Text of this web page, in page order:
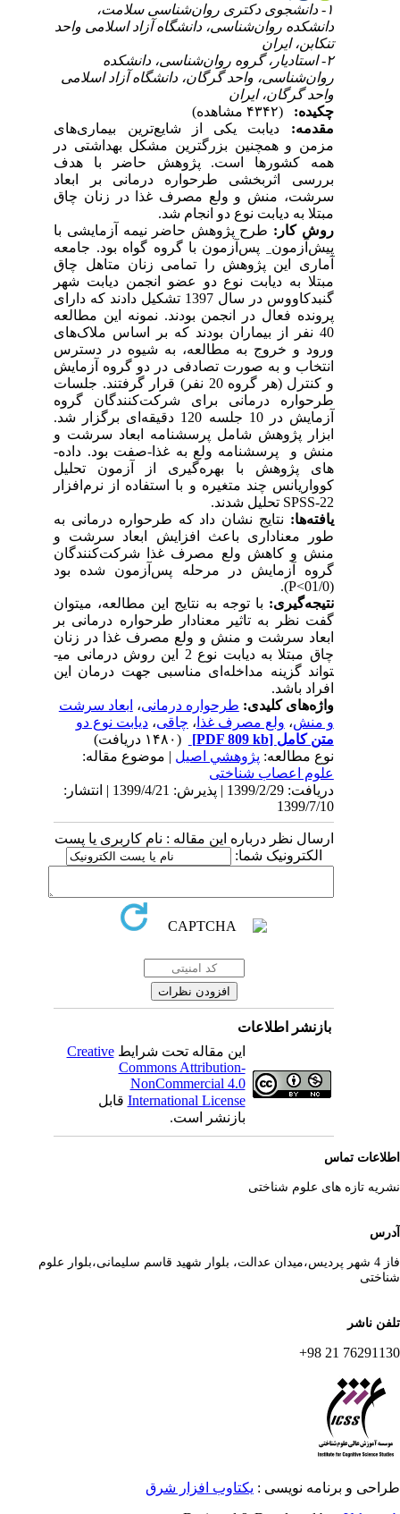
۱- دانشجوی دکتری روان‌شناسی سلامت،
دانشکده روان‌شناسی، دانشگاه آزاد اسلامی واحد
تنکابن، ایران
۲- استادیار، گروه روان‌شناسی، دانشکده
روان‌شناسی، واحد گرگان، دانشگاه آزاد اسلامی
واحد گرگان، ایران
چکیده:
مقدمه:
دیابت یکی از شایع‌ترین بیماری‌های
مزمن و همچنین بزرگترین مشکل بهداشتی در
همه کشورها است. پژوهش حاضر با هدف
بررسیاثربخشی طرحواره درمانی بر ابعاد
سرشت، منش و ولع مصرف غذادر زنان چاق
مبتلا به دیابت نوع دوانجام شد.
روش کار: طرح پژوهشحاضر نیمه آزمایشی با
پیشآزمون_پسآزمون با گروه گواه بود.جامعه
آماری این پژوهش را تمامی زنان متاهل چاق
مبتلا به دیابت نوع دو عضو انجمن دیابت شهر
گنبدکاووس در سال 1397 تشکیل دادند که دارای
پرونده فعال در انجمن بودند. نمونه این مطالعه
40 نفر از بیماران بودند که بر اساس ملاک­‌های
ورود و خروج به مطالعه، به شیوه در دسترس
انتخاب و به صورت تصادفی در دو گروه آزمایش
و کنترل (هر گروه 20 نفر) قرار گرفتند. جلسات
طرحواره درمانی برای شرکت­‌کنندگان گروه
آزمایش در 10 جلسه 120 دقیقه‌­ای برگزار شد.
ابزار پژوهش شامل پرسشنامه ابعاد سرشت و
منش و پرسشنامه ولع به غذا-صفت بود.داده‌­
های پژوهش با بهره­‌گیری از آزمون تحلیل
کوواریانس چند متغیره و با استفاده از نرم­‌افزار
SPSS-22تحلیل شدند.
یافته‌­ها:نتایج نشان داد که طرحواره درمانی به
طور معناداری باعث افزایش ابعاد سرشت و
منش و کاهش ولع مصرف غذا شرکت­‌کنندگان
گروه آزمایش در مرحله پس‌­آزمون شده بود
>
P
)
.
نتیجه‌­گیری: با توجه به نتایج این مطالعه، می­توان
گفت نظر به تاثیر معنادار طرحواره درمانی بر
ابعاد سرشت و منش و ولع مصرف غذادر زنان
چاق مبتلا به دیابتنوع 2
این روش درمانی می­
تواند گزینه مداخله‌­ای مناسبی جهت درمان این
افراد باشد.
واژه‌های کلیدی:طرحواره درمانی،ابعاد سرشت
و منش،ولع مصرف غذا، چاقی،دیابت نوع دو
متن کامل[PDF 809 kb]
نوع مطالعه:پژوهشي اصیل| موضوع مقاله:
علوم اعصاب شناختی
دریافت: 1399/2/29 | پذیرش: 1399/4/21 | انتشار:
1399/7/10
ارسال نظر درباره این مقاله : نام کاربری یا پست
الکترونیک شما:
بازنشر اطلاعات
این مقاله تحت شرایطCreative
Commons Attribution-
NonCommercial 4.0
International Licenseقابل
بازنشر است.
تماس
تازه های علوم شناختی
فاز 4 شهر پردیس،میدان عدالت، بلوار شهید قاسم سلیمانی،بلوار علوم
ناشر
76291130 21
و برنامه نویسی : یکتاوب افزار شرق